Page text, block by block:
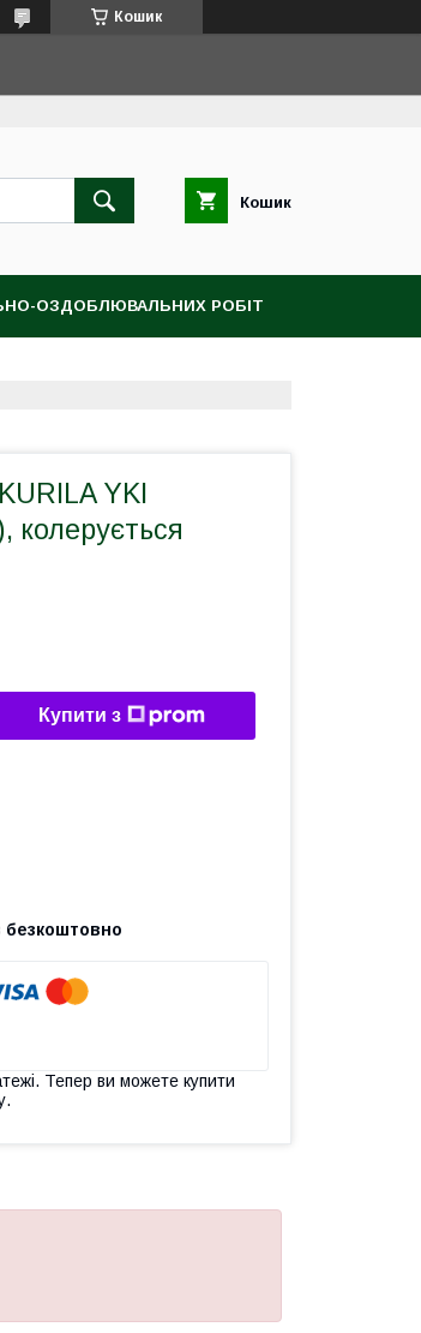
Кошик
Кошик
ОЗДОБЛЮВАЛЬНИХ РОБІТ
YKI
колерується
Купити з
безкоштовно
Тепер ви можете купити